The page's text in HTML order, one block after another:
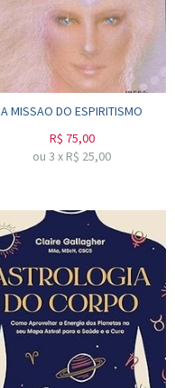
A MISSAO DO ESPIRITISMO
R$ 75,00
ou 3 x R$ 25,00